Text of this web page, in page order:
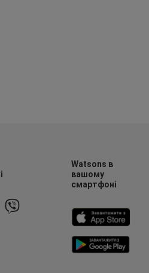
Watsons в
вашому
смартфоні